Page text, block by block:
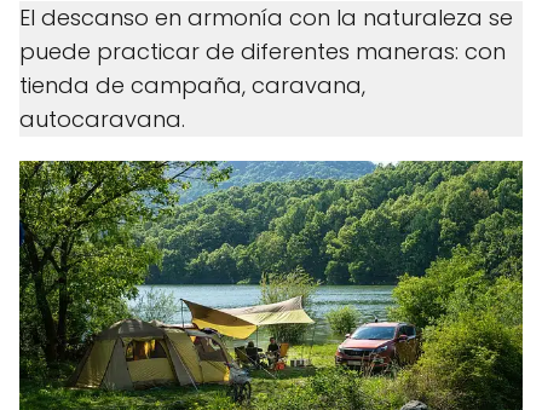
El descanso en armonía con la naturaleza se
puede practicar de diferentes maneras: con
tienda de campaña, caravana,
autocaravana.